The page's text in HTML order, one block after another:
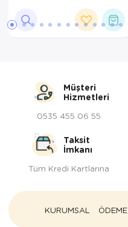
Müşteri
Hizmetleri
0535 455 06 55
Taksit
İmkanı
Tüm Kredi Kartlarına
KURUMSAL ÖDEME